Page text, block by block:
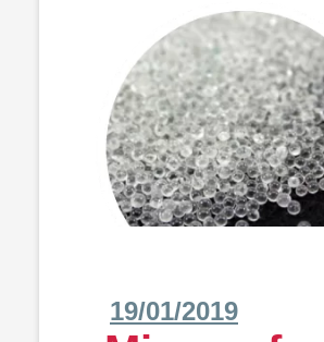
19/01/2019